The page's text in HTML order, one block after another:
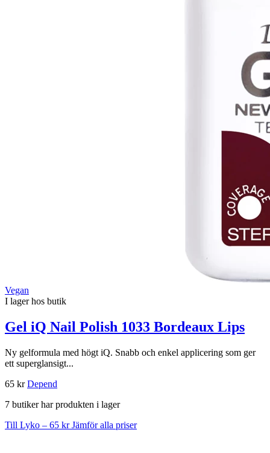
Vegan
I lager hos butik
Gel iQ Nail Polish 1033 Bordeaux Lips
Ny gelformula med högt iQ. Snabb och enkel applicering som ger
ett superglansigt...
65 krDepend
7 butiker har produkten i lager
Till Lyko – 65 krJämför alla priser